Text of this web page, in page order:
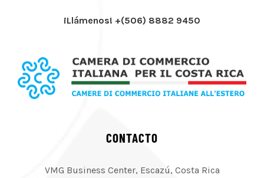
¡Llámenos! +(506) 8882 9450
CONTACTO
VMG Business Center, Escazú, Costa Rica